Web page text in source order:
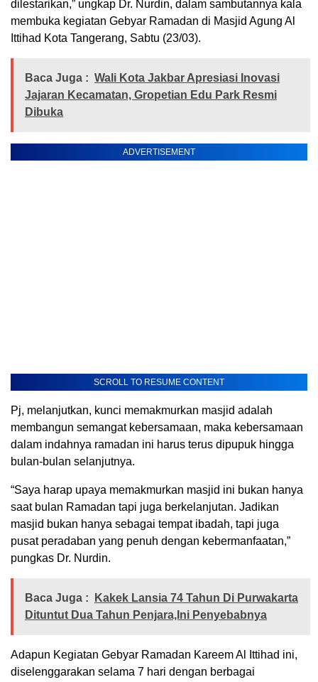
dilestarikan,” ungkap Dr. Nurdin, dalam sambutannya kala
membuka kegiatan Gebyar Ramadan di Masjid Agung Al
Ittihad Kota Tangerang, Sabtu (23/03).
Baca Juga : Wali Kota Jakbar Apresiasi Inovasi
Jajaran Kecamatan, Gropetian Edu Park Resmi
Dibuka
ADVERTISEMENT
SCROLL TO RESUME CONTENT
Pj, melanjutkan, kunci memakmurkan masjid adalah
membangun semangat kebersamaan, maka kebersamaan
dalam indahnya ramadan ini harus terus dipupuk hingga
bulan-bulan selanjutnya.
“Saya harap upaya memakmurkan masjid ini bukan hanya
saat bulan Ramadan tapi juga berkelanjutan. Jadikan
masjid bukan hanya sebagai tempat ibadah, tapi juga
pusat peradaban yang penuh dengan kebermanfaatan,”
pungkas Dr. Nurdin.
Baca Juga :
Kakek Lansia 74 Tahun Di Purwakarta
Dituntut Dua Tahun Penjara,Ini Penyebabnya
Adapun Kegiatan Gebyar Ramadan Kareem Al Ittihad ini,
diselenggarakan selama 7 hari dengan berbagai